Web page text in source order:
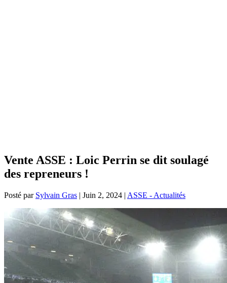
Vente ASSE : Loic Perrin se dit soulagé
des repreneurs !
Posté par Sylvain Gras | Juin 2, 2024 | ASSE - Actualités